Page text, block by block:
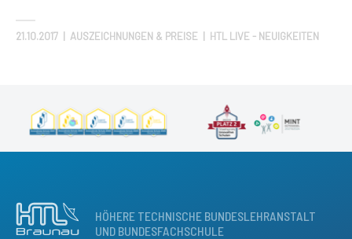
21.10.2017 AUSZEICHNUNGEN & PREISE | HTL LIVE - NEUIGKEITEN
HÖHERE TECHNISCHE BUNDESLEHRANSTALT
UND BUNDESFACHSCHULE